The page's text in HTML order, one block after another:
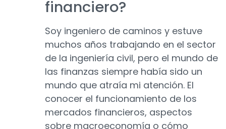
financiero?
Soy ingeniero de caminos y estuve
muchos años trabajando en el sector
de la ingeniería civil, pero el mundo de
las finanzas siempre había sido un
mundo que atraía mi atención. El
conocer el funcionamiento de los
mercados financieros, aspectos
sobre macroeconomía o cómo